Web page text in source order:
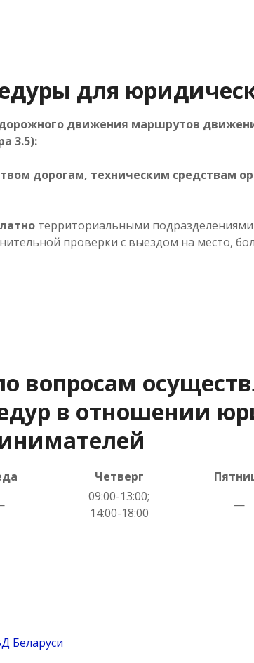
для
движения маршрутов
3.5):
дорогам, техническим средствам
территориальными
проверки с выездом на место,
вопросам
в отношении
Четверг
09:00-13:00;
14:00-18:00
—
Беларуси